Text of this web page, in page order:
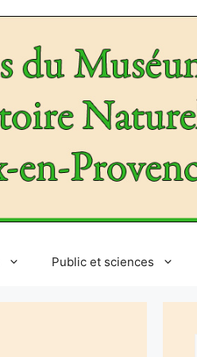
Public et sciences